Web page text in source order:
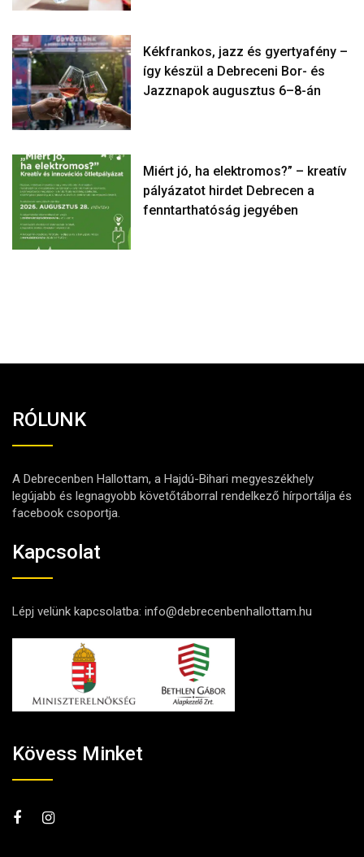
Kékfrankos, jazz és gyertyafény –
így készül a Debreceni Bor- és
Jazznapok augusztus 6–8-án
Miért jó, ha elektromos?” – kreatív
pályázatot hirdet Debrecen a
fenntarthatóság jegyében
RÓLUNK
A Debrecenben Hallottam, a Hajdú-Bihari megyeszékhely
legújabb és legnagyobb követőtáborral rendelkező hírportálja és
facebook csoportja.
Kapcsolat
Lépj velünk kapcsolatba: info@debrecenbenhallottam.hu
Kövess Minket